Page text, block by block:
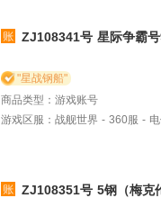
ZJ108341号 星际争霸
"星战钢船"
商品类型：游戏账号
游戏区服：战舰世界 - 360服 -
ZJ108351号 5钢（梅克伦堡 阿尔贝 霍夫曼